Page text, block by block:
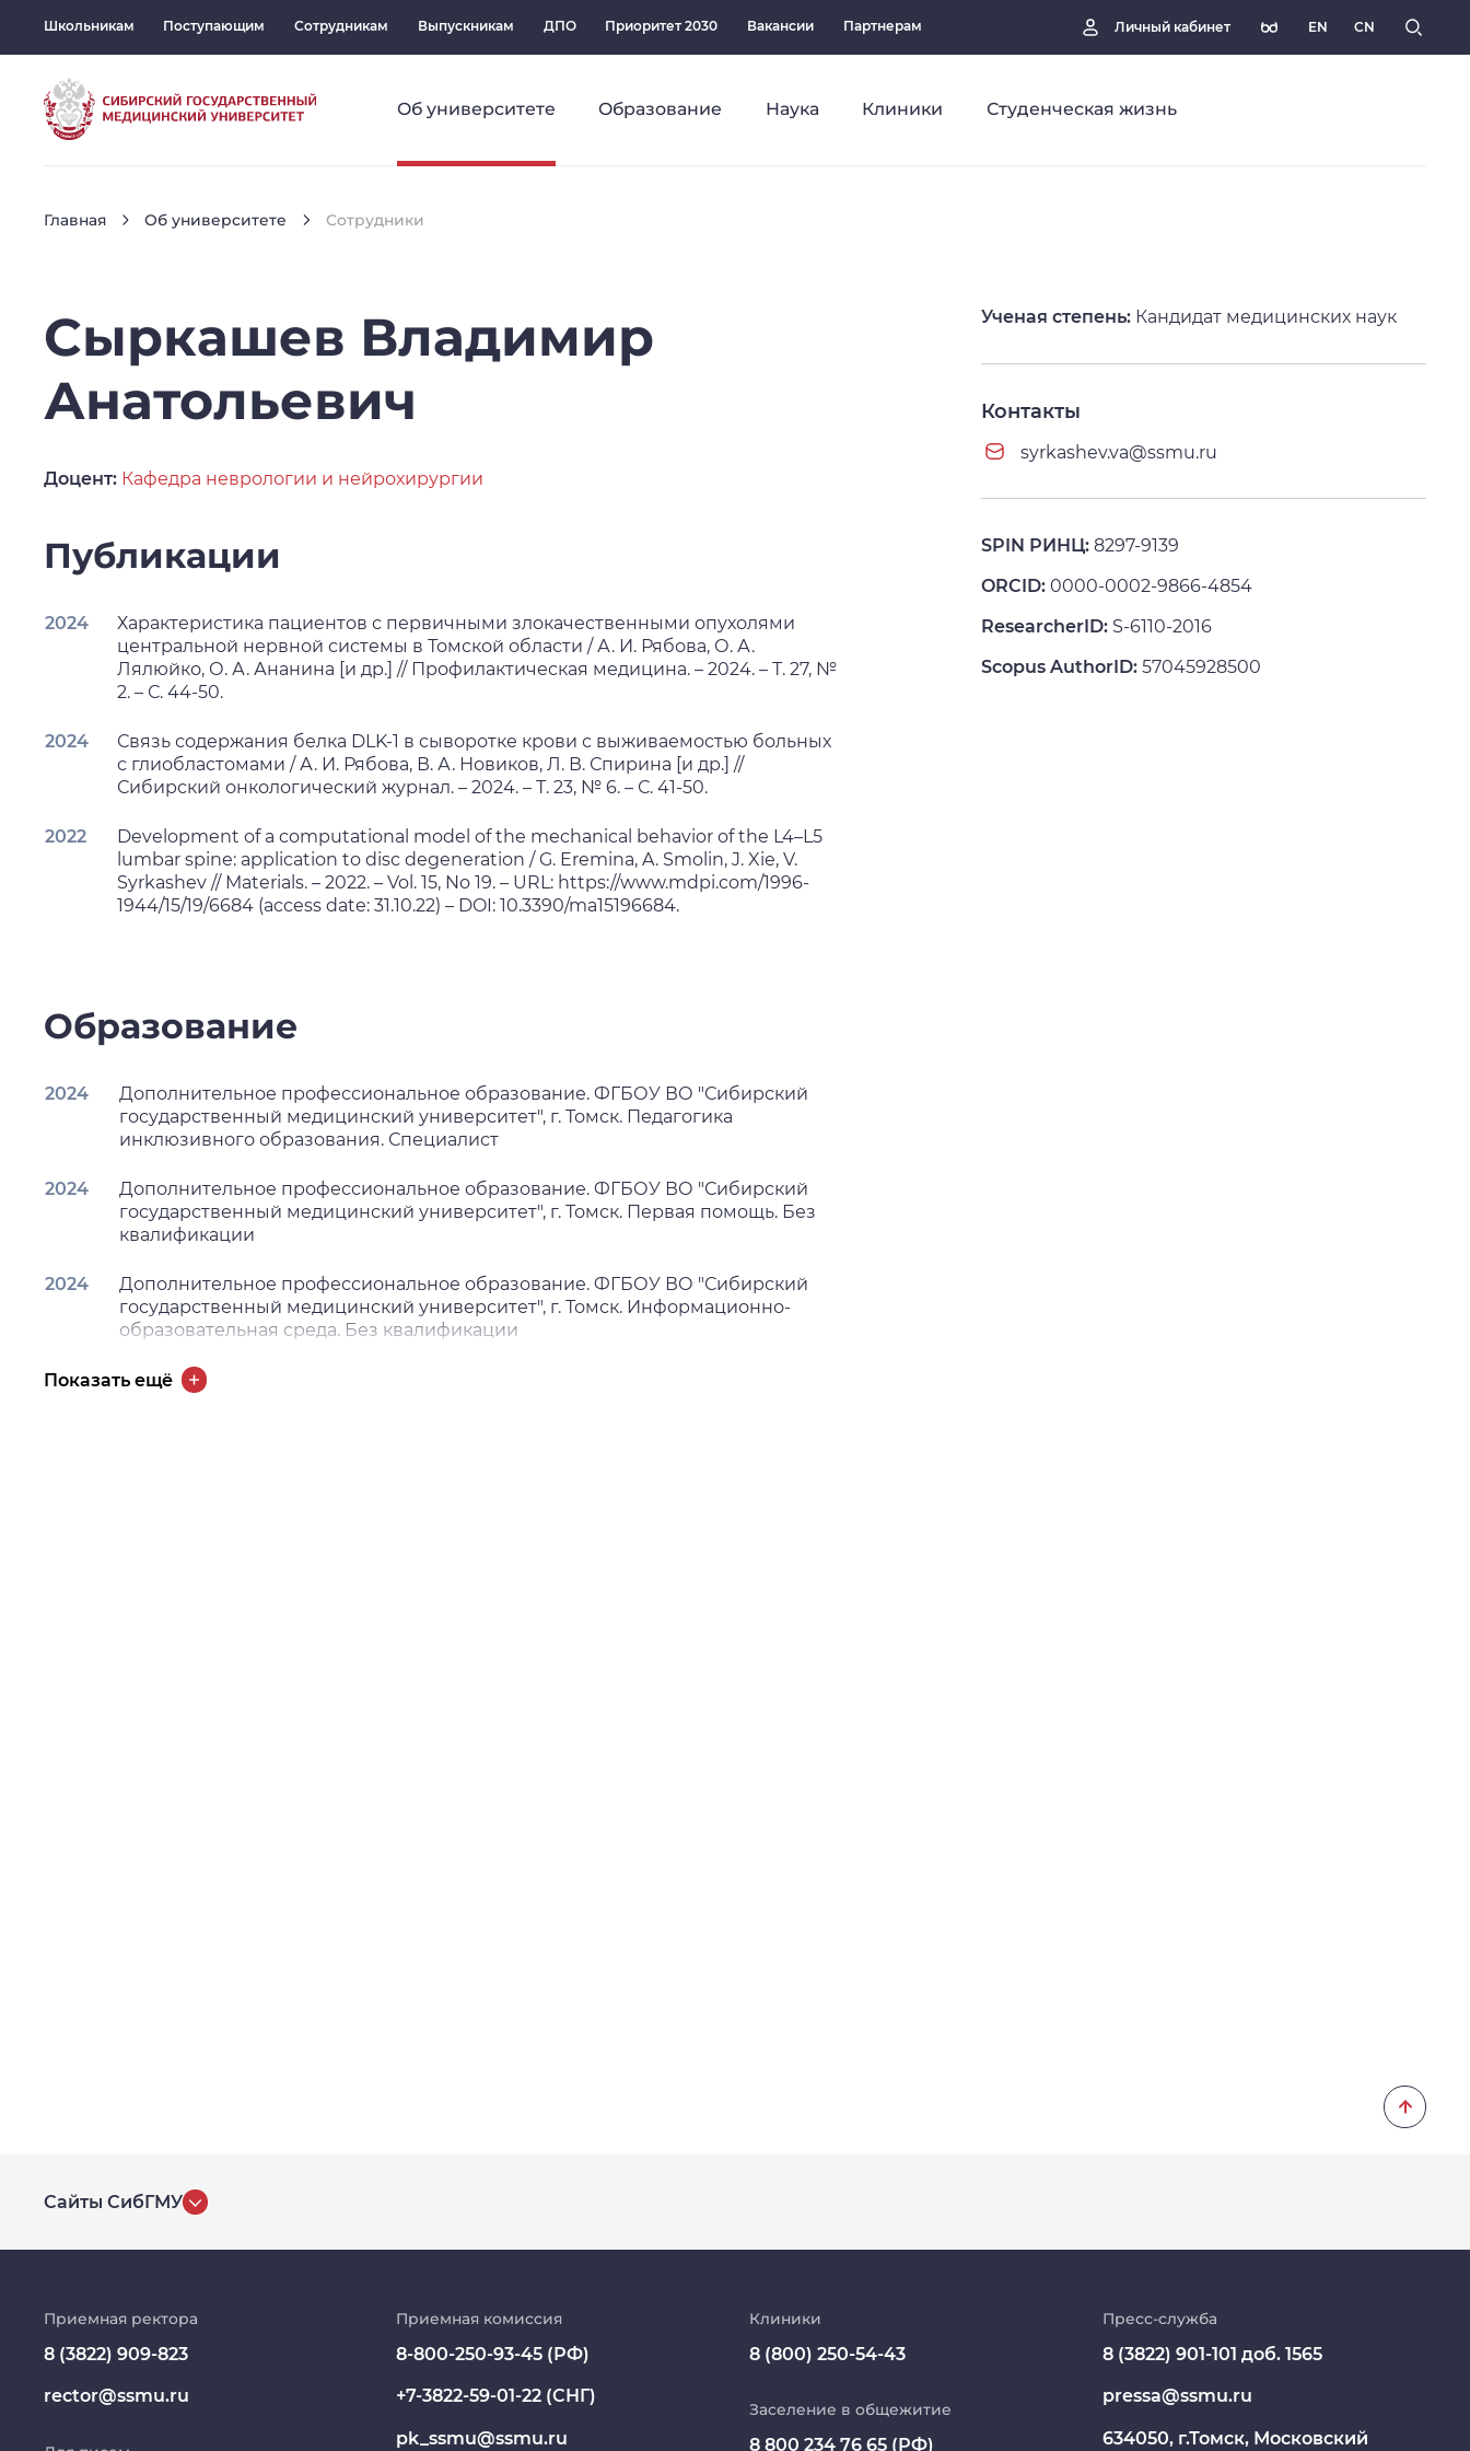
Школьникам Поступающим Сотрудникам Выпускникам ДПО Приоритет 2030 Вакансии Партнерам Личный кабинет EN CN
Об университете Образование Наука Клиники Студенческая жизнь
Главная Об университете Сотрудники
Сыркашев Владимир
Анатольевич
Доцент: Кафедра неврологии и нейрохирургии
Публикации
2024
Характеристика пациентов с первичными злокачественными опухолями
центральной нервной системы в Томской области / А. И. Рябова, О. А.
Лялюйко, О. А. Ананина [и др.] // Профилактическая медицина. – 2024. – Т. 27, №
2. – С. 44-50.
2024
Связь содержания белка DLK-1 в сыворотке крови с выживаемостью больных
с глиобластомами / А. И. Рябова, В. А. Новиков, Л. В. Спирина [и др.] //
Сибирский онкологический журнал. – 2024. – Т. 23, № 6. – С. 41-50.
2022
Development of a computational model of the mechanical behavior of the L4–L5
lumbar spine: application to disc degeneration / G. Eremina, A. Smolin, J. Xie, V.
Syrkashev // Materials. – 2022. – Vol. 15, No 19. – URL: https://www.mdpi.com/1996-
1944/15/19/6684 (access date: 31.10.22) – DOI: 10.3390/ma15196684.
Образование
2024
Дополнительное профессиональное образование. ФГБОУ ВО "Сибирский
государственный медицинский университет", г. Томск. Педагогика
инклюзивного образования. Специалист
2024
Дополнительное профессиональное образование. ФГБОУ ВО "Сибирский
государственный медицинский университет", г. Томск. Первая помощь. Без
квалификации
2024
Дополнительное профессиональное образование. ФГБОУ ВО "Сибирский
государственный медицинский университет", г. Томск. Информационно-
образовательная среда. Без квалификации
2024
Дополнительное профессиональное образование. ФГБОУ ВО "Сибирский
Показать ещё
Ученая степень: Кандидат медицинских наук
Контакты
syrkashev.va@ssmu.ru
SPIN РИНЦ:8297-9139
ORCID:0000-0002-9866-4854
ResearcherID: S-6110-2016
Scopus AuthorID:57045928500
Сайты СибГМУ
Репозиторий клинических данных
Клиники
Работа и карьера в СибГМУ
МедКласс
МАСЦ СибГМУ
Научно-медицинская библиотека
Цифровые сервисы
Единая платежная система
Образовательный портал
Приемная ректора
8 (3822) 909-823
rector@ssmu.ru
Приемная комиссия
8-800-250-93-45 (РФ)
+7-3822-59-01-22 (СНГ)
pk_ssmu@ssmu.ru
Клиники
8 (800) 250-54-43
Заселение в общежитие
8 800 234 76 65 (РФ)
Пресс-служба
8 (3822) 901-101 доб. 1565
pressa@ssmu.ru
634050, г.Томск, Московский